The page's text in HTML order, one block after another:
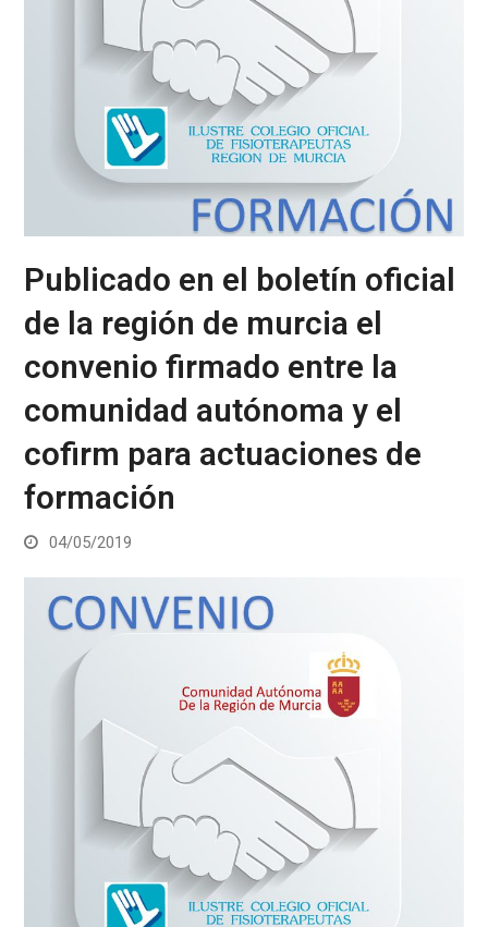
Publicado en el boletín oficial
de la región de murcia el
convenio firmado entre la
comunidad autónoma y el
cofirm para actuaciones de
formación
04/05/2019